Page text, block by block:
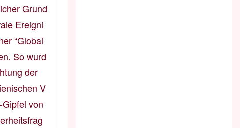
Grund
Ereigni
“Global
So wurd
der
V
von